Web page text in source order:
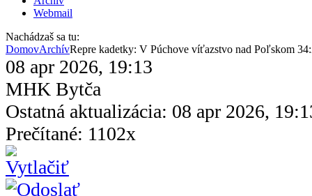
Webmail
Nachádzaš sa tu:
DomovArchívRepre kadetky: V Púchove víťazstvo nad Poľskom
08 apr 2026, 19:13
MHK Bytča
Ostatná aktualizácia: 08 apr 2026,
Prečítané: 1102x